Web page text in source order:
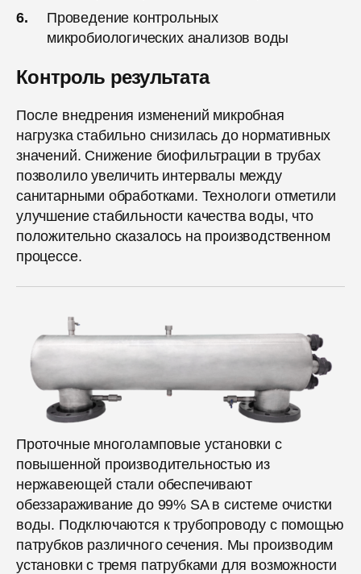
Проведение контрольных
микробиологических анализов воды
Контроль результата
После внедрения изменений микробная
нагрузка стабильно снизилась до нормативных
значений. Снижение биофильтрации в трубах
позволило увеличить интервалы между
санитарными обработками. Технологи отметили
улучшение стабильности качества воды, что
положительно сказалось на производственном
процессе.
Проточные многоламповые установки с
повышенной производительностью из
нержавеющей стали обеспечивают
обеззараживание до 99% SA в системе очистки
воды. Подключаются к трубопроводу с помощью
патрубков различного сечения. Мы производим
установки с тремя патрубками для возможности